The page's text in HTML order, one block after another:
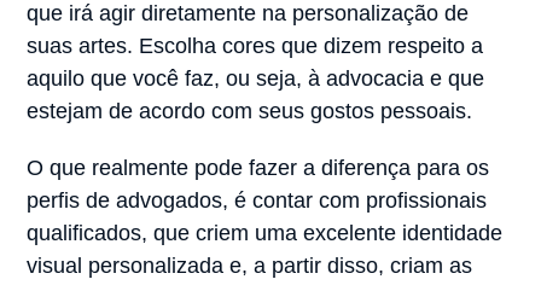
que irá agir diretamente na personalização de
suas artes. Escolha cores que dizem respeito a
aquilo que você faz, ou seja, à advocacia e que
estejam de acordo com seus gostos pessoais.
O que realmente pode fazer a diferença para os
perfis de advogados, é contar com profissionais
qualificados, que criem uma excelente identidade
visual personalizada e, a partir disso, criam as